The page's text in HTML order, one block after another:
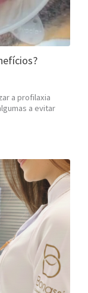
a profilaxia
a evitar